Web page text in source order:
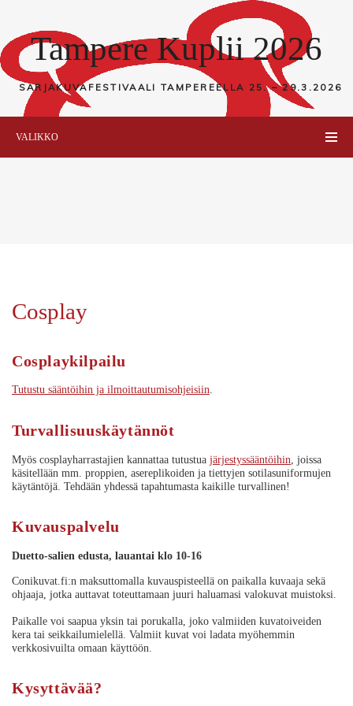
Tampere Kuplii 2026
SARJAKUVAFESTIVAALI TAMPEREELLA 25. – 29.3.2026
VALIKKO
Cosplay
Cosplaykilpailu
Tutustu sääntöihin ja ilmoittautumisohjeisiin.
Turvallisuuskäytännöt
Myös cosplayharrastajien kannattaa tutustua järjestyssääntöihin , joissa
käsitellään mm. proppien, asereplikoiden ja tiettyjen sotilasuniformujen
käytäntöjä. Tehdään yhdessä tapahtumasta kaikille turvallinen!
Kuvauspalvelu
Duetto-salien edusta, lauantai klo 10-16
Conikuvat.fi:n maksuttomalla kuvauspisteellä on paikalla kuvaaja sekä
ohjaaja, jotka auttavat toteuttamaan juuri haluamasi valokuvat muistoksi.
Paikalle voi saapua yksin tai porukalla, joko valmiiden kuvatoiveiden
kera tai seikkailumielellä. Valmiit kuvat voi ladata myöhemmin
verkkosivuilta omaan käyttöön.
Kysyttävää?